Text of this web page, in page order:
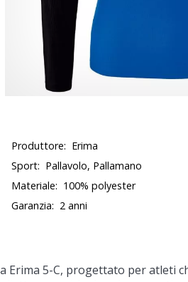
Produttore: Erima
Sport: Pallavolo, Pallamano
Materiale: 100% polyester
Garanzia: 2 anni
Erima 5-C, progettato per atleti